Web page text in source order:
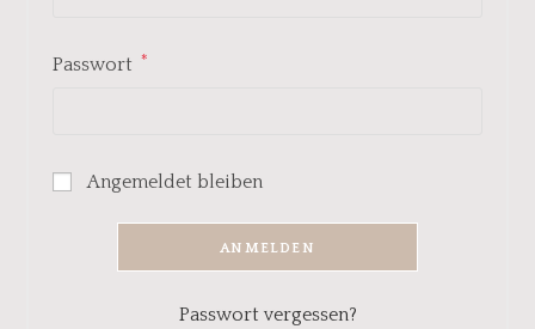
Passwort *
Angemeldet bleiben
ANMELDEN
Passwort vergessen?